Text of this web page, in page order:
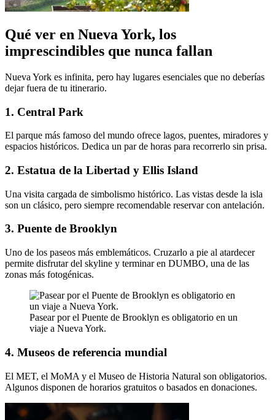
Qué ver en Nueva York, los
imprescindibles que nunca fallan
Nueva York es infinita, pero hay lugares esenciales que no deberías
dejar fuera de tu itinerario.
1. Central Park
El parque más famoso del mundo ofrece lagos, puentes, miradores y
espacios históricos. Dedica un par de horas para recorrerlo sin prisa.
2. Estatua de la Libertad y Ellis Island
Una visita cargada de simbolismo histórico. Las vistas desde la isla
son un clásico, pero siempre recomendable reservar con antelación.
3. Puente de Brooklyn
Uno de los paseos más emblemáticos. Cruzarlo a pie al atardecer
permite disfrutar del skyline y terminar en DUMBO, una de las
zonas más fotogénicas.
Pasear por el Puente de Brooklyn es obligatorio en un
viaje a Nueva York.
4. Museos de referencia mundial
El MET, el MoMA y el Museo de Historia Natural son obligatorios.
Algunos disponen de horarios gratuitos o basados en donaciones.